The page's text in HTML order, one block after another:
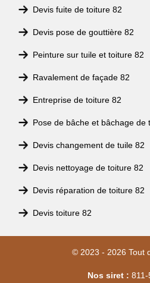
Devis fuite de toiture 82
Devis pose de gouttière 82
Peinture sur tuile et toiture 82
Ravalement de façade 82
Entreprise de toiture 82
Pose de bâche et bâchage de
Devis changement de tuile 82
Devis nettoyage de toiture 82
Devis réparation de toiture 82
Devis toiture 82
© 2023 - 2026 Tout
Nos siret :